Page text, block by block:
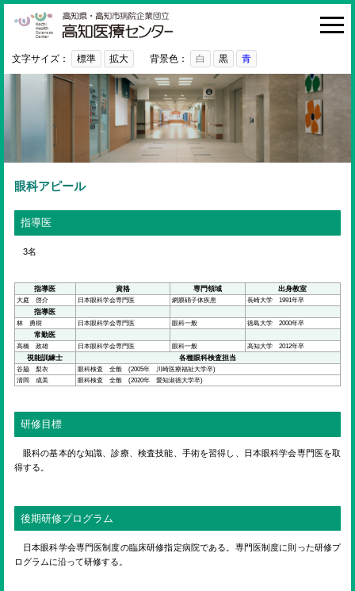
HOME
診療科・部門
入院・お見舞い
病院紹介
医療関係者の方へ
利用ガイド
ご意見・ご要望
ENGLISH
検索
文字サイズ： 標準 拡大 背景色： 白 黒 青
眼科アピール
指導医
3名
指導医 資格 専門領域 出身教室
大庭 啓介 日本眼科学会専門医 網膜硝子体疾患 長崎大学 1991年卒
指導医
林 勇樹 日本眼科学会専門医 眼科一般 徳島大学 2000年卒
常勤医
高橋 政雄 日本眼科学会専門医 眼科一般 高知大学 2012年卒
視能訓練士 各種眼科検査担当
谷脇 梨衣
眼科検査 全般 (2005年 川崎医療福祉大学卒)
清岡 成美
眼科検査 全般 (2020年 愛知淑徳大学卒)
研修目標
眼科の基本的な知識、診療、検査技能、手術を習得し、日本眼科学会専門医を取
得する。
後期研修プログラム
日本眼科学会専門医制度の臨床研修指定病院である。専門医制度に則った研修プ
ログラムに沿って研修する。